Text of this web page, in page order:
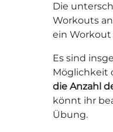
Die
Workouts
ein
Es sind
Möglichkeit
die Anzahl
könnt ihr
Übung.